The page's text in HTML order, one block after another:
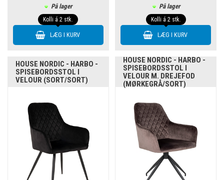
På lager
Kolli á 2 stk.
På lager
Kolli á 2 stk.
HOUSE NORDIC - HARBO -
SPISEBORDSSTOL I
VELOUR (SORT/SORT)
HOUSE NORDIC - HARBO -
SPISEBORDSSTOL I
VELOUR M. DREJEFOD
(MØRKEGRÅ/SORT)